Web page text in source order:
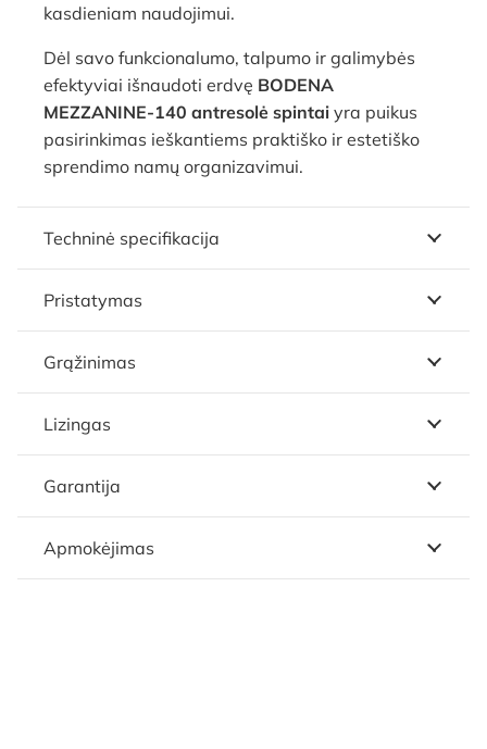
kasdieniam naudojimui.
Dėl savo funkcionalumo, talpumo ir galimybės
efektyviai išnaudoti erdvę BODENA
MEZZANINE-140 antresolė spintai yra puikus
pasirinkimas ieškantiems praktiško ir estetiško
sprendimo namų organizavimui.
Techninė specifikacija
Pristatymas
Grąžinimas
Lizingas
Garantija
Apmokėjimas